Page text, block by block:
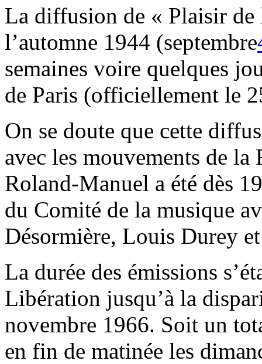
La diffusion de « Plaisir de
l’automne 1944 (septembre
semaines voire quelques
de Paris (officiellement le
On se doute que cette
avec les mouvements de la
Roland-Manuel a été dès
du Comité de la musique
Désormière, Louis Durey
La durée des émissions
Libération jusqu’à la
novembre 1966. Soit un
en fin de matinée les